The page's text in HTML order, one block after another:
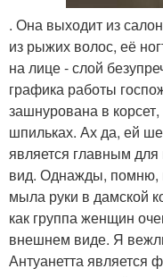
. Она выходит из
из рыжих волос, её
на лице - слой
графика работы
зашнурована в
шпильках. Ах да, ей
является главным
вид. Однажды, помню,
мыла руки в дамской
как группа женщин
внешнем виде. Я
Антуанетта является